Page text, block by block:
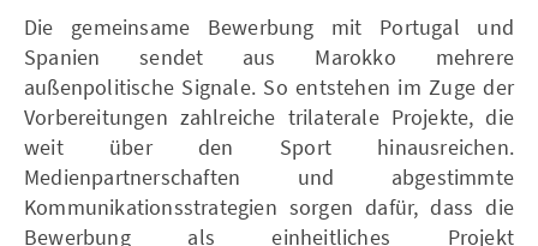
Die gemeinsame Bewerbung mit Portugal und
Spanien sendet aus Marokko mehrere
außenpolitische Signale. So entstehen im Zuge der
Vorbereitungen zahlreiche trilaterale Projekte, die
weit über den Sport hinausreichen.
Medienpartnerschaften und abgestimmte
Kommunikationsstrategien sorgen dafür, dass die
Bewerbung als einheitliches Projekt